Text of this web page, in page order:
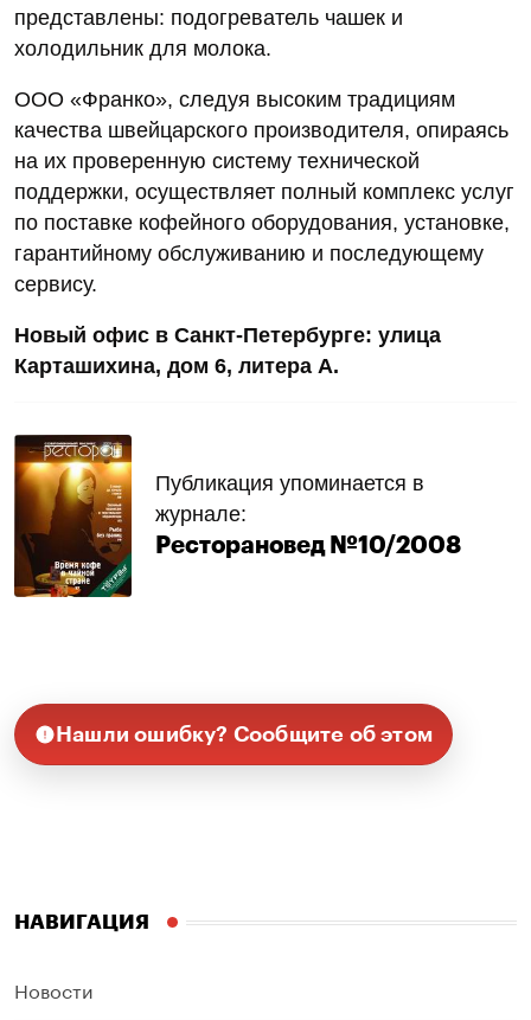
представлены: подогреватель чашек и
холодильник для молока.
ООО «Франко», следуя высоким традициям
качества швейцарского производителя, опираясь
на их проверенную систему технической
поддержки, осуществляет полный комплекс услуг
по поставке кофейного оборудования, установке,
гарантийному обслуживанию и последующему
сервису.
Новый офис в Санкт-Петербурге: улица
Карташихина, дом 6, литера А.
Публикация упоминается в
журнале:
Ресторановед №10/2008
Нашли ошибку? Сообщите об этом
НАВИГАЦИЯ
Новости